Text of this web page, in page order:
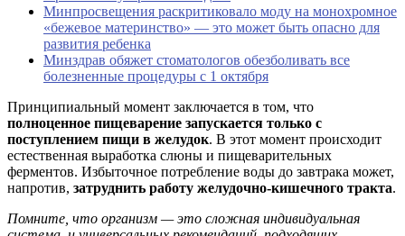
Минпросвещения раскритиковало моду на монохромное
«бежевое материнство» — это может быть опасно для
развития ребенка
Минздрав обяжет стоматологов обезболивать все
болезненные процедуры с 1 октября
Принципиальный момент заключается в том, что
полноценное пищеварение запускается только с
поступлением пищи в желудок. В этот момент происходит
естественная выработка слюны и пищеварительных
ферментов. Избыточное потребление воды до завтрака может,
напротив, затруднить работу желудочно-кишечного тракта.
Помните, что организм — это сложная индивидуальная